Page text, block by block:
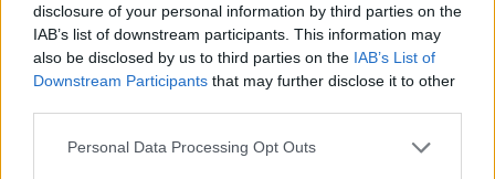
disclosure of your personal information by third parties on the
IAB’s list of downstream participants. This information may
also be disclosed by us to third parties on the IAB’s List of
Downstream Participants that may further disclose it to other
Personal Data Processing Opt Outs